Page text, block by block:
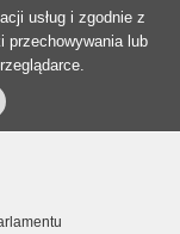
usług i zgodnie z
przechowywania lub